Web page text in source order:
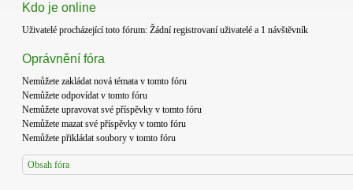
Kdo je online
Uživatelé procházející toto fórum: Žádní registrovaní uživatelé a 1 návštěvník
Oprávnění fóra
Nemůžete zakládat nová témata v tomto fóru
Nemůžete odpovídat v tomto fóru
Nemůžete upravovat své příspěvky v tomto fóru
Nemůžete mazat své příspěvky v tomto fóru
Nemůžete přikládat soubory v tomto fóru
Obsah fóra